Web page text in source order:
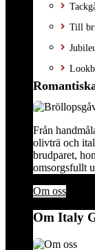
Till
Från
olivträ och
brudparet,
omsorgsfullt
Om oss
Om Italy